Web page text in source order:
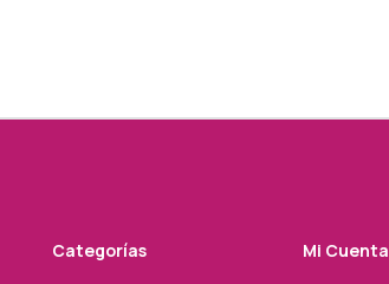
Categorías Mi Cuenta